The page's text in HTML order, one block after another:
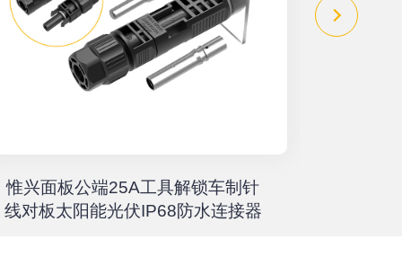
惟兴面板公端25A工具解锁车制针
线对板太阳能光伏IP68防水连接器